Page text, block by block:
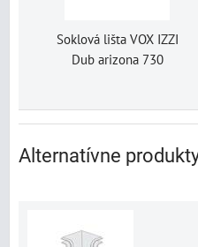
Soklová lišta VOX IZZI
Dub arizona 730
Alternatívne